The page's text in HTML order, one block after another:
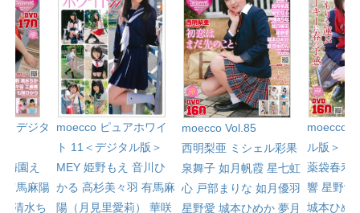
＜デジタ
梅園え
有馬麻陽
清水ち
moecco ピュアホワイ
ト 11＜デジタル版＞
MEY 姫野もえ 音川ひ
かる 高杉美々羽 有馬麻
陽（月見里愛莉）
華咲
moecco Vol.85
西明梨亜 ミシェル彩果
泉舞子 如月帆霞 星七虹
心 戸部まりな 如月優羽
星野愛 城本ひめか 夢月
moecco
ル版＞
薬袋春寿
響 星野愛
城本ひめ